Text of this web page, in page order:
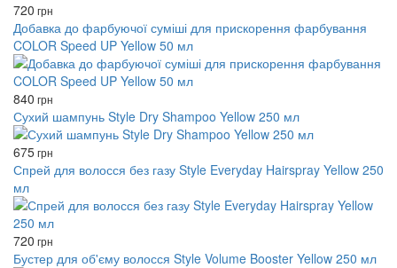
720 грн
Добавка до фарбуючої суміші для прискорення фарбування
COLOR Speed ​​UP Yellow 50 мл
840 грн
Сухий шампунь Style Dry Shampoo Yellow 250 мл
675грн
Спрей для волосся без газу Style Everyday Hairspray Yellow 250
мл
720 грн
Бустер для об'єму волосся Style Volume Booster Yellow 250 мл